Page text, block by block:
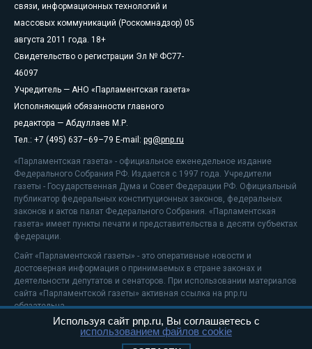
связи, информационных технологий и
массовых коммуникаций (Роскомнадзор) 05
августа 2011 года. 18+
Свидетельство о регистрации Эл № ФС77-
46097
Учредитель — АНО «Парламентская газета»
Исполняющий обязанности главного
редактора — Абдуллаев М.Р.
Тел.: +7 (495) 637–69–79 E-mail: pg@pnp.ru
«Парламентская газета» - официальное еженедельное издание
Федерального Собрания РФ. Издается с 1997 года. Учредители
газеты - Государственная Дума и Совет Федерации РФ. Официальный
публикатор федеральных конституционных законов, федеральных
законов и актов палат Федерального Собрания. «Парламентская
газета» имеет пункты печати и представительства в десяти субъектах
федерации.
Сайт «Парламентской газеты» - это оперативные новости и
достоверная информация о принимаемых в стране законах и
деятельности депутатов и сенаторов. При использовании материалов
сайта «Парламентской газеты» активная ссылка на pnp.ru
обязательна.
На информационном ресурсе применяютсярекомендательные
Используя сайт pnp.ru, Вы соглашаетесь с
использованием файлов cookie